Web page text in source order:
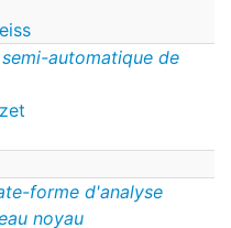
automatique de
forme d'analyse
noyau